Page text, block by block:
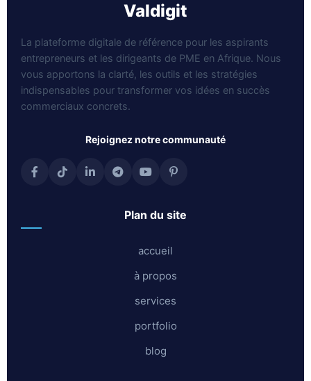
valdigit
La plateforme digitale de référence pour les aspirants
entrepreneurs et les dirigeants de PME en Afrique. Nous
vous apportons la clarté, les outils et les stratégies
indispensables pour transformer vos idées en succès
commerciaux concrets.
rejoignez notre communauté
plan du site
accueil
à propos
services
portfolio
blog